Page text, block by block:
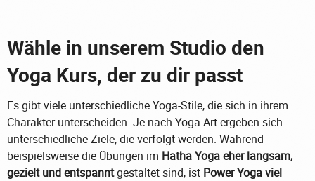
Wähle in unserem Studio den
Yoga Kurs, der zu dir passt
Es gibt viele unterschiedliche Yoga-Stile, die sich in ihrem
Charakter unterscheiden. Je nach Yoga-Art ergeben sich
unterschiedliche Ziele, die verfolgt werden. Während
beispielsweise die Übungen im Hatha Yoga eher langsam,
gezielt und entspanntgestaltet sind, ist Power Yoga viel